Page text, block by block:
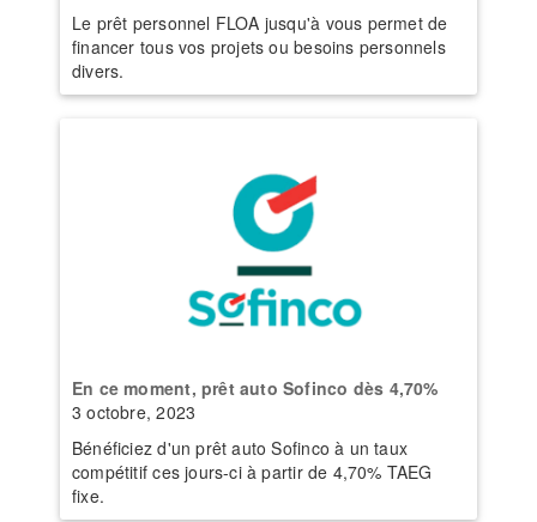
Le prêt personnel FLOA jusqu'à vous permet de
financer tous vos projets ou besoins personnels
divers.
En ce moment, prêt auto Sofinco dès 4,70%
3 octobre, 2023
Bénéficiez d'un prêt auto Sofinco à un taux
compétitif ces jours-ci à partir de 4,70% TAEG
fixe.